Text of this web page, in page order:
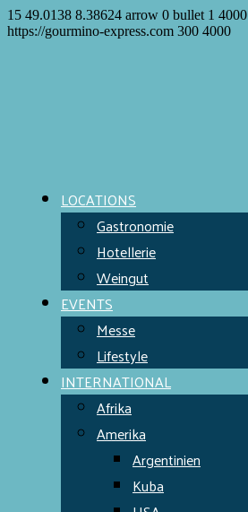
15 49.0138 8.38624 arrow 0 bullet 1 4000
https://gourmino-express.com 300 4000
LOCATIONS
Gastronomie
Hotellerie
Weingut
EVENTS
Messe
Lifestyle
INTERNATIONAL
Afrika
Amerika
Argentinien
Kuba